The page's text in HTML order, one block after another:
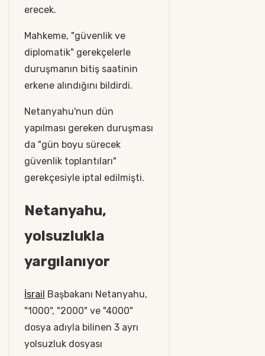
erecek.
Mahkeme, "güvenlik ve
diplomatik" gerekçelerle
duruşmanın bitiş saatinin
erkene alındığını bildirdi.
Netanyahu'nun dün
yapılması gereken duruşması
da "gün boyu sürecek
güvenlik toplantıları"
gerekçesiyle iptal edilmişti.
Netanyahu,
yolsuzlukla
yargılanıyor
İsrail Başbakanı Netanyahu,
"1000", "2000" ve "4000"
dosya adıyla bilinen 3 ayrı
yolsuzluk dosyası